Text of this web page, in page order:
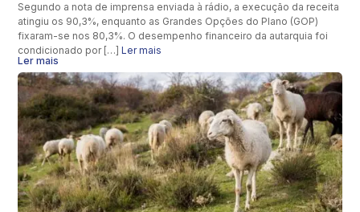
Segundo a nota de imprensa enviada à rádio, a execução da receita
atingiu os 90,3%, enquanto as Grandes Opções do Plano (GOP)
fixaram-se nos 80,3%. O desempenho financeiro da autarquia foi
condicionado por […]Ler mais
Ler mais